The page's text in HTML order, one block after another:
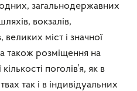
загальнодержавних
вокзалів,
міст і значної
також розміщення на
поголів’я, як в
так і в індивідуальних